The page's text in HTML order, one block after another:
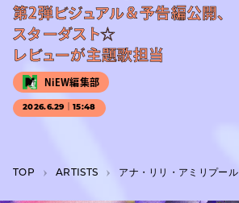
第2弾ビジュアル＆予告編公開、
スターダスト☆
レビューが主題歌担当
NiEW編集部
2026.6.29｜15:48
TOP A­R­T­I­S­T­S アナ・リリ・アミリプール